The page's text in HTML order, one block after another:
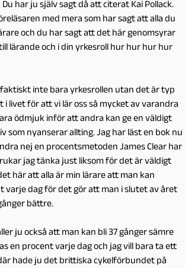
har ju själv sagt då att citerat Kai Pollack.
med mera som har sagt att alla du
och du har sagt att det här genomsyrar
lärande och i din yrkesroll hur hur hur hur
inte bara yrkesrollen utan det är typ
i livet för att vi lär oss så mycket av varandra
ödmjuk inför att andra kan ge en väldigt
som nyanserar allting. Jag har läst en bok nu
nej en procentsmetoden James Clear har
jag tänka just liksom för det är väldigt
här att alla är min lärare att man kan
varje dag för det gör att man i slutet av året
bättre.
ju också att man kan bli 37 gånger sämre
en procent varje dag och jag vill bara ta ett
hade ju det brittiska cykelförbundet på